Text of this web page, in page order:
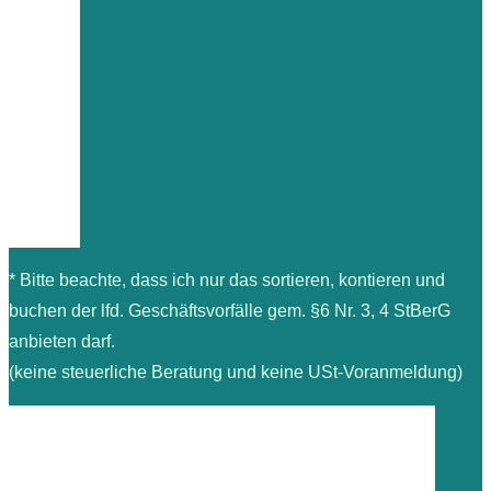
* Bitte beachte, dass ich nur das sortieren, kontieren und
buchen der lfd. Geschäftsvorfälle gem. §6 Nr. 3, 4 StBerG
anbieten darf.
(keine steuerliche Beratung und keine USt-Voranmeldung)